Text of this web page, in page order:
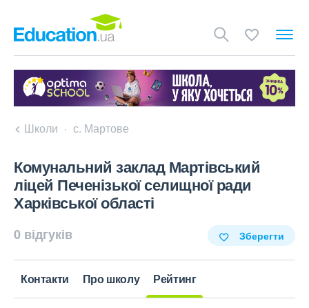
Школи с. Мартове
Комунальний заклад Мартівський
ліцей Печенізької селищної ради
Харківської області
0 відгуків Зберегти
Контакти Про школу Рейтинг